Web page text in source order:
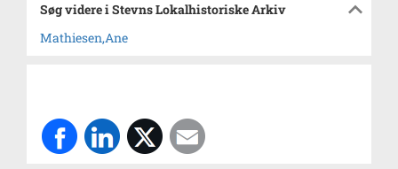
Søg videre i Stevns Lokalhistoriske Arkiv
Mathiesen,Ane